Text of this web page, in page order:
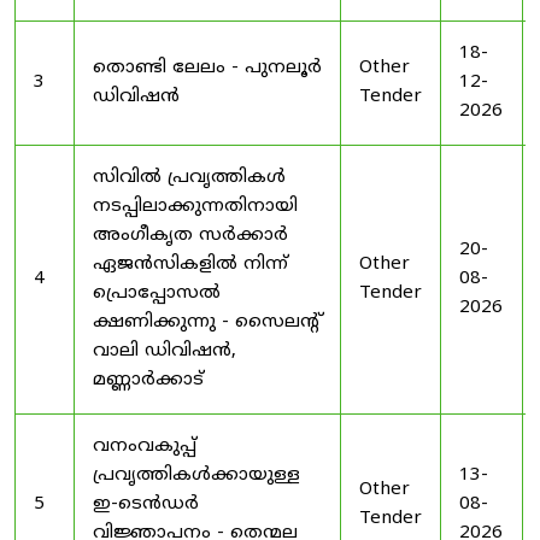
3
തൊണ്ടി ലേലം - പുനലൂർ
ഡിവിഷൻ
Other
Tender
18-
12-
2026
4
സിവിൽ പ്രവൃത്തികൾ
നടപ്പിലാക്കുന്നതിനായി
അംഗീകൃത സർക്കാർ
ഏജൻസികളിൽ നിന്ന്
പ്രൊപ്പോസൽ
ക്ഷണിക്കുന്നു - സൈലന്റ്
വാലി ഡിവിഷൻ,
മണ്ണാർക്കാട്
Other
Tender
20-
08-
2026
5
വനംവകുപ്പ്
പ്രവൃത്തികൾക്കായുള്ള
ഇ-ടെൻഡർ
വിജ്ഞാപനം - തെന്മല
Other
Tender
13-
08-
2026